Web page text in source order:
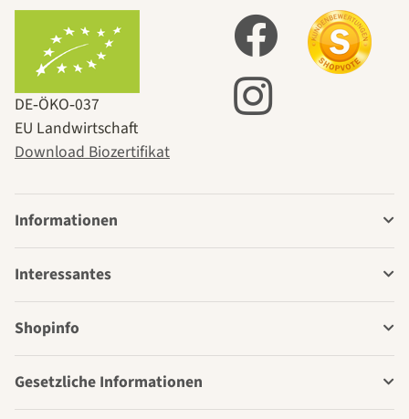
DE‑ÖKO‑037
EU Landwirtschaft
Download Biozertifikat
Informationen
Interessantes
Shopinfo
Gesetzliche Informationen